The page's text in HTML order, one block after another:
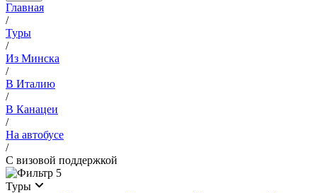
Главная
/
Туры
/
Из Минска
/
В Италию
/
В Канацеи
/
На автобусе
/
С визовой поддержкой
5
Туры